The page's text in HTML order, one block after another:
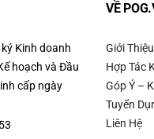
Kinh doanh
hoạch và Đầu
cấp ngày
VỀ
Giới Thiệu
Hợp Tác
Góp Ý –
Tuyển
Liên Hệ